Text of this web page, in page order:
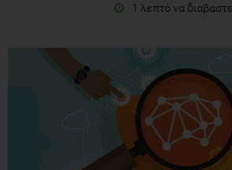
1 λεπτό να